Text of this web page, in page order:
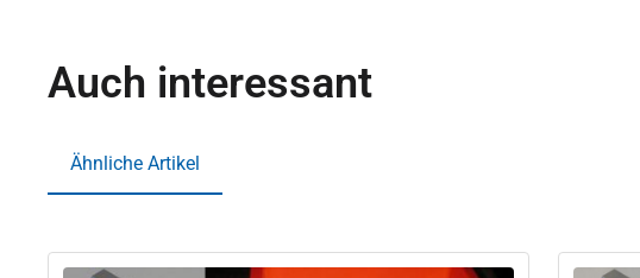
Auch interessant
Ähnliche Artikel